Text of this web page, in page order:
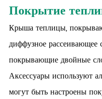
Покрытие
Крыша теплицы,
диффузное рассеивающее
покрывающие двойные
Аксессуары используют
могут быть настроены